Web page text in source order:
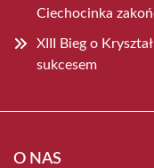
Ciechocinka
XIII Bieg o
sukcesem
O NAS